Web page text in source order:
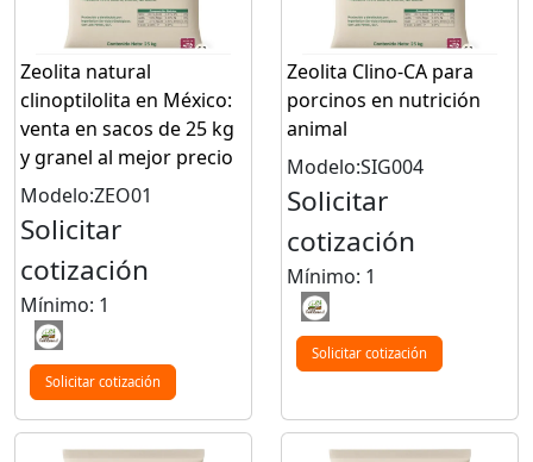
Zeolita natural
clinoptilolita en México:
venta en sacos de 25 kg
y granel al mejor precio
Modelo:ZEO01
Solicitar
cotización
Mínimo: 1
Solicitar cotización
Zeolita Clino-CA para
porcinos en nutrición
animal
Modelo:SIG004
Solicitar
cotización
Mínimo: 1
Solicitar cotización